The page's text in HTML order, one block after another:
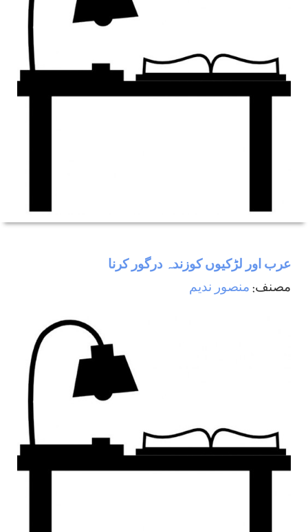
عرب اور لڑكيوں كوزندہ درگور كرنا
مصنف: منصور ندیم